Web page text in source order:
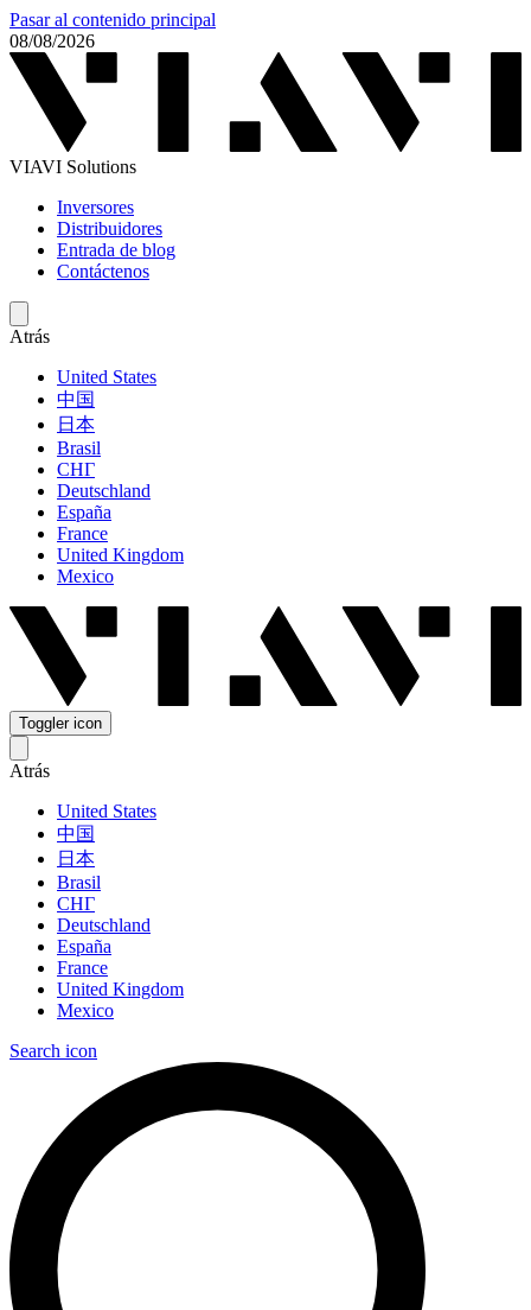
Pasar al contenido principal
08/08/2026
VIAVI Solutions
Inversores
Distribuidores
Entrada de blog
Contáctenos
Atrás
United States
中国
日本
Brasil
СНГ
Deutschland
España
France
United Kingdom
Mexico
Toggler icon
Atrás
United States
中国
日本
Brasil
СНГ
Deutschland
España
France
United Kingdom
Mexico
Search icon